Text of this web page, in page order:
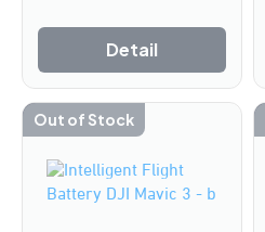
di
produk
Detail
Out of Stock